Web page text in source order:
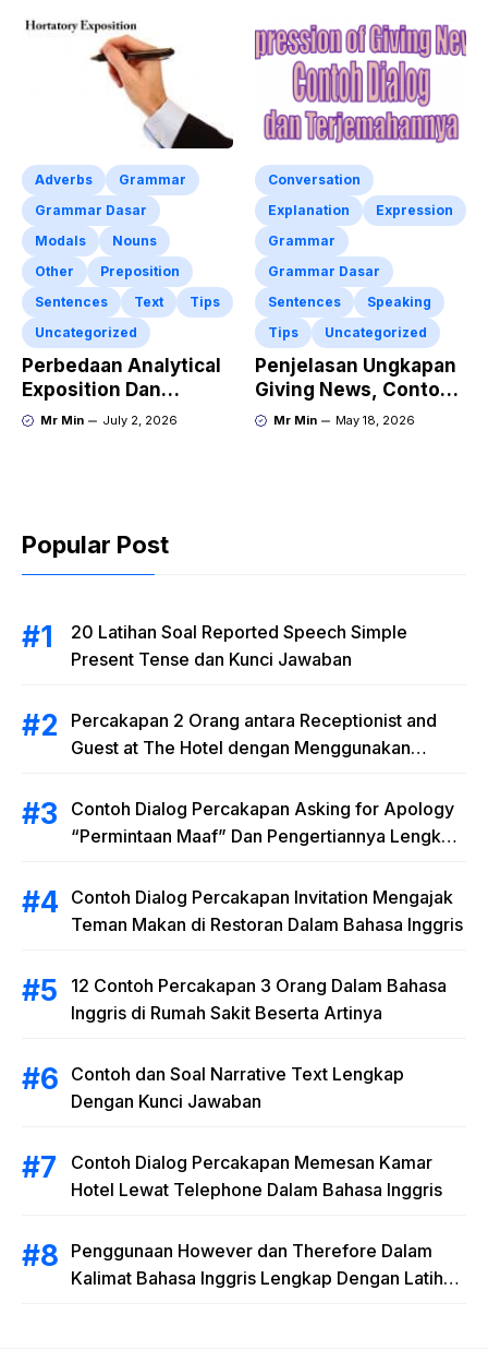
Adverbs
Grammar
Grammar Dasar
Modals
Nouns
Other
Preposition
Sentences
Text
Tips
Uncategorized
Perbedaan Analytical
Exposition Dan
Hortatory Exposition
Mr Min July 2, 2026
Conversation
Explanation
Expression
Grammar
Grammar Dasar
Sentences
Speaking
Tips
Uncategorized
Penjelasan Ungkapan
Giving News, Contoh
Dialog beserta
Mr Min May 18, 2026
Popular Post
20 Latihan Soal Reported Speech Simple
Present Tense dan Kunci Jawaban
Percakapan 2 Orang antara Receptionist and
Guest at The Hotel dengan Menggunakan
Contoh Dialog Percakapan Asking for Apology
“Permintaan Maaf” Dan Pengertiannya Lengkap
Contoh Dialog Percakapan Invitation Mengajak
Teman Makan di Restoran Dalam Bahasa Inggris
12 Contoh Percakapan 3 Orang Dalam Bahasa
Inggris di Rumah Sakit Beserta Artinya
Contoh dan Soal Narrative Text Lengkap
Dengan Kunci Jawaban
Contoh Dialog Percakapan Memesan Kamar
Hotel Lewat Telephone Dalam Bahasa Inggris
Penggunaan However dan Therefore Dalam
Kalimat Bahasa Inggris Lengkap Dengan Latihan